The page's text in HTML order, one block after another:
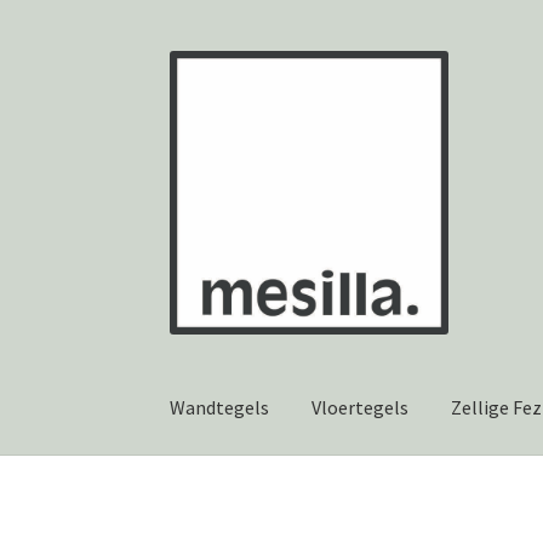
Ga
Ga
Wandtegels Vloertegels Zellige Fez